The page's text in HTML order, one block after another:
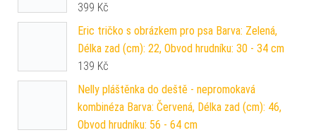
399 Kč
Eric tričko s obrázkem pro psa Barva: Zelená,
Délka zad (cm): 22, Obvod hrudníku: 30 - 34 cm
139 Kč
Nelly pláštěnka do deště - nepromokavá
kombinéza Barva: Červená, Délka zad (cm): 46,
Obvod hrudníku: 56 - 64 cm